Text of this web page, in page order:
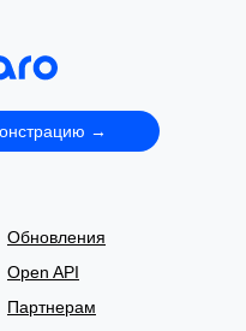
Обновления
Open API
Партнерам
→